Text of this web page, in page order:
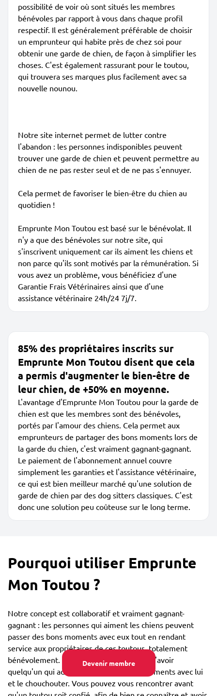
Devenir membre
possibilité de voir où sont situés les membres
bénévoles par rapport à vous dans chaque profil
respectif. Il est généralement préférable de choisir
un emprunteur qui habite près de chez soi pour
obtenir une garde de chien, de façon à simplifier les
choses. C'est également rassurant pour le toutou,
qui trouvera ses marques plus facilement avec sa
nouvelle nounou.
Notre site internet permet de lutter contre
l'abandon : les personnes indisponibles peuvent
trouver une garde de chien et peuvent permettre au
chien de ne pas rester seul et de ne pas s'ennuyer.
Cela permet de favoriser le bien-être du chien au
quotidien !
Emprunte Mon Toutou est basé sur le bénévolat. Il
n'y a que des bénévoles sur notre site, qui
s'inscrivent uniquement car ils aiment les chiens et
non parce qu'ils sont motivés par la rémunération. Si
vous avez un problème, vous bénéficiez d'une
Garantie Frais Vétérinaires ainsi que d'une
assistance vétérinaire 24h/24 7j/7.
85% des propriétaires inscrits sur
Emprunte Mon Toutou disent que cela
a permis d'augmenter le bien-être de
leur chien, de +50% en moyenne.
L'avantage d'Emprunte Mon Toutou pour la garde de
chien est que les membres sont des bénévoles,
portés par l'amour des chiens. Cela permet aux
emprunteurs de partager des bons moments lors de
la garde du chien, c'est vraiment gagnant-gagnant.
Le paiement de l'abonnement annuel couvre
simplement les garanties et l'assistance vétérinaire,
ce qui est bien meilleur marché qu'une solution de
garde de chien par des dog sitters classiques. C'est
donc une solution peu coûteuse sur le long terme.
Pourquoi utiliser Emprunte
Mon Toutou ?
Notre concept est collaboratif et vraiment gagnant-
gagnant : les personnes qui aiment les chiens peuvent
passer des bons moments avec eux tout en rendant
service aux propriétaires de ces toutous, totalement
bénévolement. Le toutou est lui heureux d'avoir
quelqu'un qui adore partager des bons moments avec lui
et le chouchouter. Vous pouvez vous rencontrer avant